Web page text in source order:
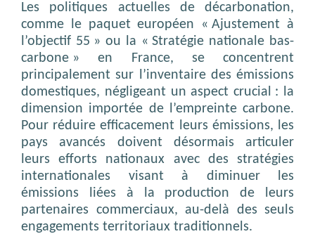
Les politiques actuelles de décarbonation,
comme le paquet européen « Ajustement à
l’objectif 55 » ou la « Stratégie nationale bas-
carbone » en France, se concentrent
principalement sur l’inventaire des émissions
domestiques, négligeant un aspect crucial : la
dimension importée de l’empreinte carbone.
Pour réduire efficacement leurs émissions, les
pays avancés doivent désormais articuler
leurs efforts nationaux avec des stratégies
internationales visant à diminuer les
émissions liées à la production de leurs
partenaires commerciaux, au-delà des seuls
engagements territoriaux traditionnels.